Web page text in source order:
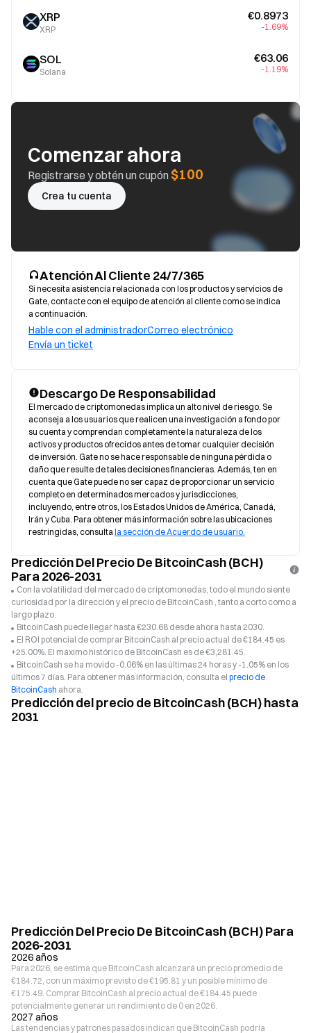
XRP
XRP
€0.8973
-1.69%
SOL
Solana
€63.06
-1.19%
Comenzar ahora
Registrarse y obtén un cupón $100
Crea tu cuenta
Atención Al Cliente 24/7/365
Si necesita asistencia relacionada con los productos y servicios de
Gate, contacte con el equipo de atención al cliente como se indica
a continuación.
Hable con el administradorCorreo electrónico
Envía un ticket
Descargo De Responsabilidad
El mercado de criptomonedas implica un alto nivel de riesgo. Se
aconseja a los usuarios que realicen una investigación a fondo por
su cuenta y comprendan completamente la naturaleza de los
activos y productos ofrecidos antes de tomar cualquier decisión
de inversión. Gate no se hace responsable de ninguna pérdida o
daño que resulte de tales decisiones financieras. Además, ten en
cuenta que Gate puede no ser capaz de proporcionar un servicio
completo en determinados mercados y jurisdicciones,
incluyendo, entre otros, los Estados Unidos de América, Canadá,
Irán y Cuba. Para obtener más información sobre las ubicaciones
restringidas, consulta la sección de Acuerdo de usuario.
Predicción Del Precio De BitcoinCash (BCH)
Para 2026-2031
Con la volatilidad del mercado de criptomonedas, todo el mundo siente
curiosidad por la dirección y el precio de BitcoinCash , tanto a corto como a
largo plazo.
BitcoinCash puede llegar hasta €230.68 desde ahora hasta 2030.
El ROI potencial de comprar BitcoinCash al precio actual de €184.45 es
+25.00%. El máximo histórico de BitcoinCash es de €3,281.45.
BitcoinCash se ha movido -0.06% en las últimas 24 horas y -1.05% en los
últimos 7 días. Para obtener más información, consulta el precio de
BitcoinCash ahora.
Predicción del precio de BitcoinCash (BCH) hasta
2031
Predicción Del Precio De BitcoinCash (BCH) Para
2026-2031
2026 años
Para 2026, se estima que BitcoinCash alcanzará un precio promedio de
€184.72, con un máximo previsto de €195.81 y un posible mínimo de
€175.49. Comprar BitcoinCash al precio actual de €184.45 puede
potencialmente generar un rendimiento de 0 en 2026.
2027 años
Las tendencias y patrones pasados indican que BitcoinCash podría